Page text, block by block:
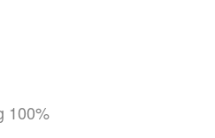
100%